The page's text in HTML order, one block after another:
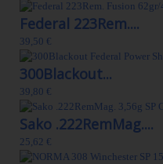
Federal 223Rem....
39,50 €
300Blackout...
39,80 €
Sako .222RemMag....
25,62 €